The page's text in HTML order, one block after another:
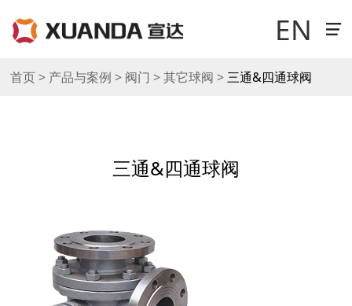
产品与案例
销售与网络
EN
首页 > 产品与案例 > 阀门 > 其它球阀 >三通&四通球阀
三通&四通球阀